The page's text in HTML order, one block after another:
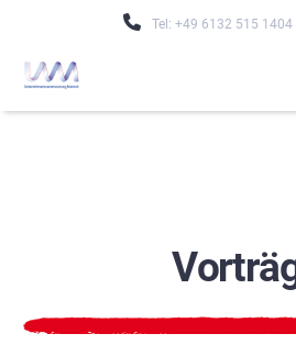
Tel: +49 6132 515
Vorträ